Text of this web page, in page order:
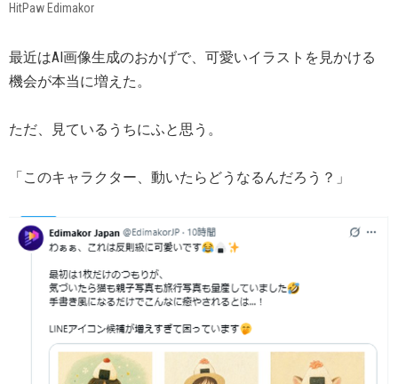
HitPaw Edimakor
最近はAI画像生成のおかげで、可愛いイラストを見かける
機会が本当に増えた。
ただ、見ているうちにふと思う。
「このキャラクター、動いたらどうなるんだろう？」